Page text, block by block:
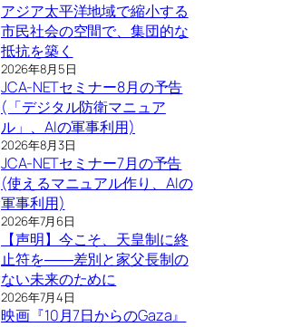
アジア太平洋地域で縮小する
市民社会の空間で、集団的な
抵抗を築く
2026年8月5日
JCA-NETセミナー8月の予告
(「デジタル防衛マニュア
ル」、AIの軍事利用)
2026年8月3日
JCA-NETセミナー7月の予告
(使えるマニュアル作り、AIの
軍事利用)
2026年7月6日
【声明】今こそ、天皇制に終
止符を――差別と家父長制の
ない未来のために
2026年7月4日
映画『10月7日からのGaza』